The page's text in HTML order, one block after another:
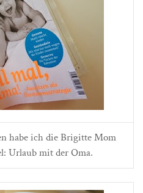
habe ich die Brigitte Mom
Urlaub mit der Oma.